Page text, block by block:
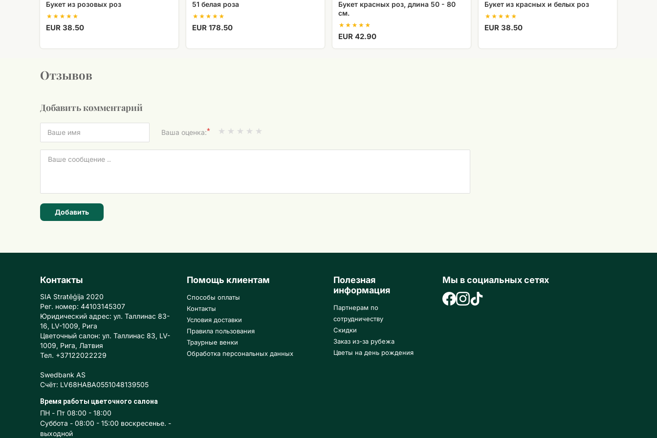
Букет из розовых роз
EUR 38.50
51 белая роза
EUR 178.50
Букет красных роз, длина 50 - 80
см.
EUR 42.90
Букет из красных и белых роз
EUR 38.50
Отзывов
Добавить комментарий
Ваша оценка:*
Добавить
Контакты
SIA Stratēģija 2020
Рег. номер: 44103145307
Юридический адрес: ул. Таллинас 83-
16, LV-1009, Рига
Цветочный салон: ул. Таллинас 83, LV-
1009, Рига, Латвия
Тел. +37122022229
Swedbank AS
Счёт: LV68HABA0551048139505
Время работы цветочного салона
ПН - Пт 08:00 - 18:00
Суббота - 08:00 - 15:00 воскресенье. -
выходной
Помощь клиентам
Способы оплаты
Контакты
Условия доставки
Правила пользования
Траурные венки
Обработка персональных данных
Полезная
информация
Партнерам по
сотрудничеству
Скидки
Заказ из-за рубежа
Цветы на день рождения
Мы в социальных сетях